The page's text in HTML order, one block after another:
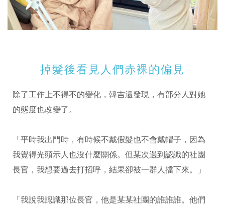
掉髮後看見人們赤裸的偏見
除了工作上不得不的變化，韓吉還發現，有部分人對她
的態度也改變了。
「平時我出門時，有時候不戴假髮也不會戴帽子，因為
我覺得光頭示人也沒什麼關係。但某次遇到認識的社團
長官，我想要過去打招呼，結果卻被一群人擋下來。」
「我說我認識那位長官，他是某某社團的誰誰誰。他們